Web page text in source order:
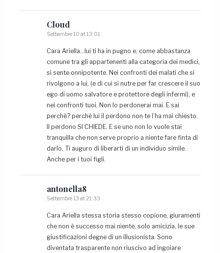
Cloud
Settembre 10 at 13:01
Cara Ariella…lui ti ha in pugno e, come abbastanza
comune tra gli appartenenti alla categoria dei medici,
si sente onnipotente. Nei confronti dei malati che si
rivolgono a lui, (e di cui si nutre per far crescere il suo
ego di uomo salvatore e protettore degli infermi), e
nei confronti tuoi. Non lo perdonerai mai. E sai
perchè? perchè lui il perdono non te l’ha mai chiesto.
Il perdono SI CHIEDE. E se uno non lo vuole stai
tranquilla che non serve proprio a niente fare finta di
darlo. Ti auguro di liberarti di un individuo simile.
Anche per i tuoi figli.
antonella8
Settembre 13 at 21:33
Cara Ariella stessa storia stesso copione, giuramenti
che non è successo mai niente, solo amicizia, le sue
giustificazioni degne di un illusionista. Sono
diventata trasparente non riuscivo ad ingoiare